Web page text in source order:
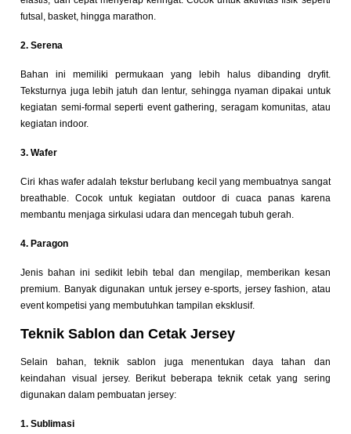
futsal, basket, hingga marathon.
2. Serena
Bahan ini memiliki permukaan yang lebih halus dibanding dryfit.
Teksturnya juga lebih jatuh dan lentur, sehingga nyaman dipakai untuk
kegiatan semi-formal seperti event gathering, seragam komunitas, atau
kegiatan indoor.
3. Wafer
Ciri khas wafer adalah tekstur berlubang kecil yang membuatnya sangat
breathable. Cocok untuk kegiatan outdoor di cuaca panas karena
membantu menjaga sirkulasi udara dan mencegah tubuh gerah.
4. Paragon
Jenis bahan ini sedikit lebih tebal dan mengilap, memberikan kesan
premium. Banyak digunakan untuk jersey e-sports, jersey fashion, atau
event kompetisi yang membutuhkan tampilan eksklusif.
Teknik Sablon dan Cetak Jersey
Selain bahan, teknik sablon juga menentukan daya tahan dan
keindahan visual jersey. Berikut beberapa teknik cetak yang sering
digunakan dalam pembuatan jersey:
1. Sublimasi